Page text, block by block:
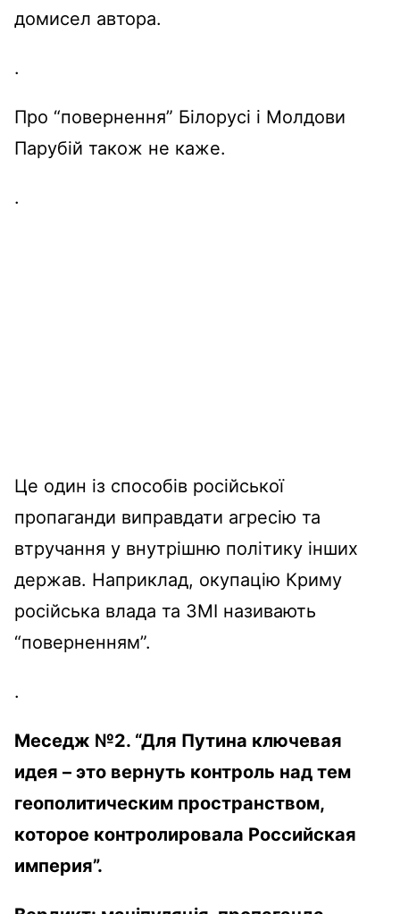
домисел автора.
.
Про “повернення” Білорусі і Молдови
Парубій також не каже.
.
Це один із способів російської
пропаганди виправдати агресію та
втручання у внутрішню політику інших
держав. Наприклад, окупацію Криму
російська влада та ЗМІ називають
“поверненням”.
.
Меседж №2. “Для Путина ключевая
идея – это вернуть контроль над тем
геополитическим пространством,
которое контролировала Российская
империя”.